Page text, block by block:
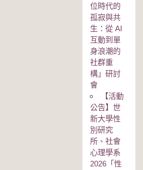
位時代的
孤寂與共
生：從 AI
互動到單
身浪潮的
社群重
構」研討
會
【活動
公告】世
新大學性
別研究
所、社會
心理學系
2026「性